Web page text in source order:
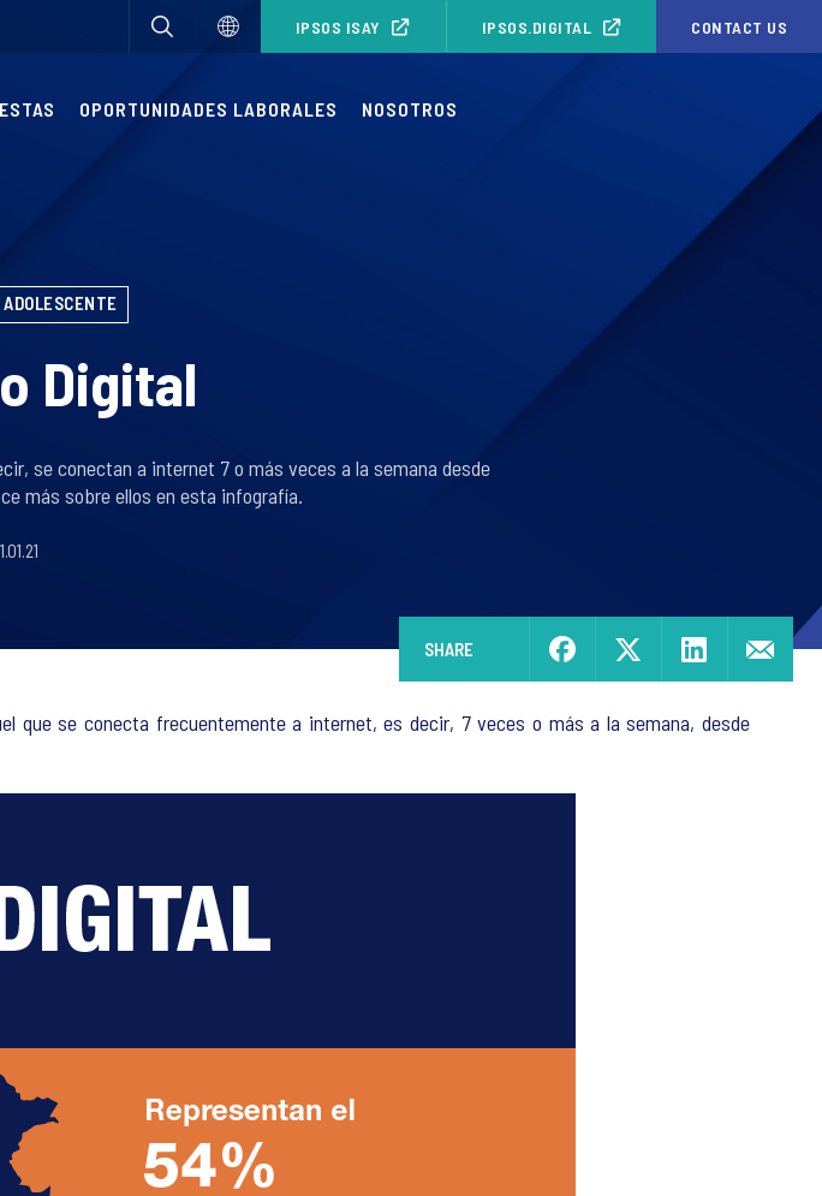
IPSOS ISAY IPSOS.DIGITAL CONTACT US
OPORTUNIDADES LABORALES NOSOTROS
Digital
se conectan a internet 7 o más veces a la semana desde
más sobre ellos en esta infografía.
SHARE
se conecta frecuentemente a internet, es decir, 7 veces o más a la semana, desde